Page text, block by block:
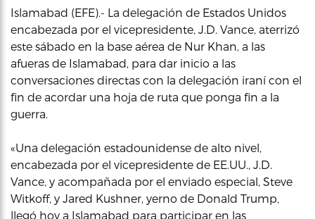
Islamabad (EFE).- La delegación de Estados Unidos
encabezada por el vicepresidente, J.D. Vance, aterrizó
este sábado en la base aérea de Nur Khan, a las
afueras de Islamabad, para dar inicio a las
conversaciones directas con la delegación iraní con el
fin de acordar una hoja de ruta que ponga fin a la
guerra.
«Una delegación estadounidense de alto nivel,
encabezada por el vicepresidente de EE.UU., J.D.
Vance, y acompañada por el enviado especial, Steve
Witkoff, y Jared Kushner, yerno de Donald Trump,
llegó hoy a Islamabad para participar en las